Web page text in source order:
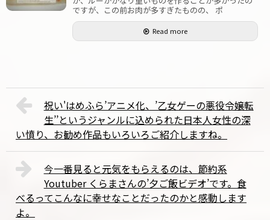
ですが、この前お肉が多すぎたものの、 ポ
Read more
祝い'はめふら’アニメ化、’乙女ゲーの悪役令嬢転
生’’というジャンルに込められた日本人女性の深
い憤り、お勧め作品もいろいろご紹介しますね。
今一番見ると元気をもらえるのは、節約系
Youtuber くらまさんの’夕ご飯ビデオ’です。食
べるってこんなに幸せなことだったのかと感動します
よ。